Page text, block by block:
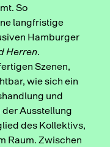
So
langfristige
Hamburger
Herren.
Szenen,
wie sich ein
und
Ausstellung
des Kollektivs,
Raum. Zwischen